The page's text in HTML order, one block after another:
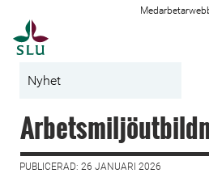
Nyhet
PUBLICERAD: 26 JANUARI 2026